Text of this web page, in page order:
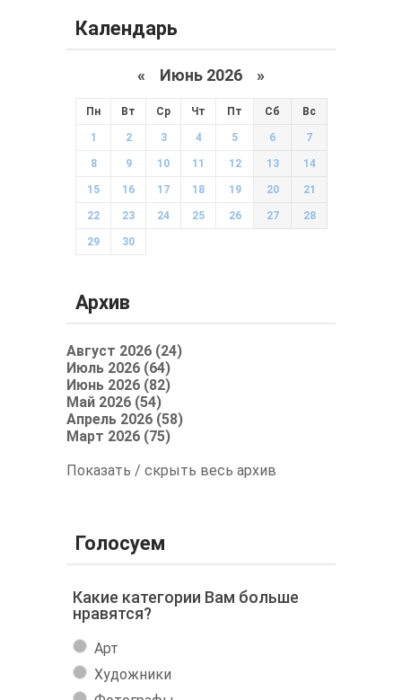
Календарь
« Июнь 2026 »
Пн Вт Ср Чт Пт Сб Вс
1 2 3 4 5 6 7
8 9 10 11 12 13 14
15 16 17 18 19 20 21
22 23 24 25 26 27 28
29 30
Архив
Август 2026 (24)
Июль 2026 (64)
Июнь 2026 (82)
Май 2026 (54)
Апрель 2026 (58)
Март 2026 (75)
Показать / скрыть весь архив
Голосуем
Какие категории Вам больше
нравятся?
Арт
Художники